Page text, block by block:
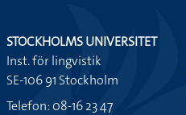
STOCKHOLMS UNIVERSITET
Inst. för lingvistik
SE-106 91 Stockholm
Telefon: 08-16 23 47